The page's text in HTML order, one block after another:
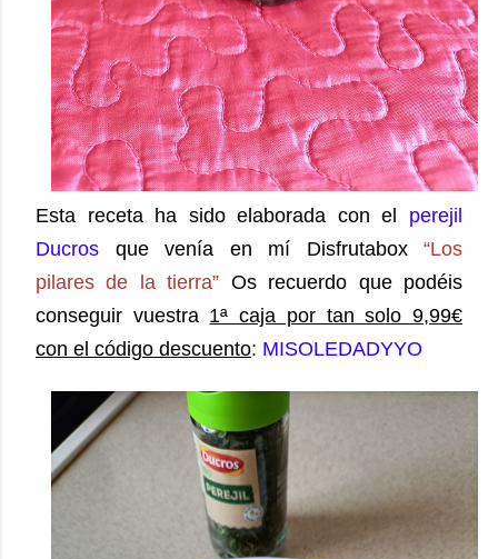
Esta receta ha sido elaborada con el perejil
Ducros que venía en mí Disfrutabox “Los
pilares de la tierra” Os recuerdo que podéis
conseguir vuestra 1ª caja por tan solo 9,99€
con el código descuento: MISOLEDADYYO